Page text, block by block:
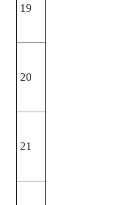
19
20
21